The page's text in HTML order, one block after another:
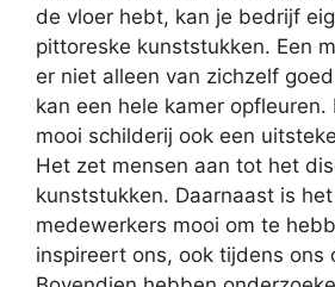
de vloer hebt, kan je bedrijf
pittoreske kunststukken. Een
er niet alleen van zichzelf
kan een hele kamer opfleuren.
mooi schilderij ook een
Het zet mensen aan tot het
kunststukken. Daarnaast is
medewerkers mooi om te
inspireert ons, ook tijdens ons